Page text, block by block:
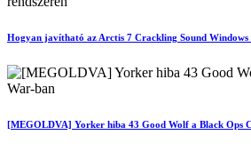
Hogyan javítható az Arctis 7 Crackling Sound Windows
[MEGOLDVA] Yorker hiba 43 Good Wolf a Black Ops